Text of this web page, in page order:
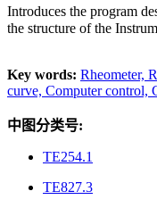
Introduces the program
the structure of the
Key words: Rheometer,
curve, Computer control,
中图分类号:
TE254.1
TE827.3